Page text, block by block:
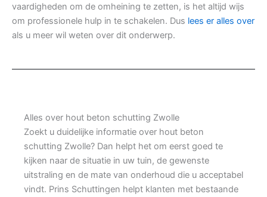
vaardigheden om de omheining te zetten, is het altijd wijs
om professionele hulp in te schakelen. Dus lees er alles over
als u meer wil weten over dit onderwerp.
Alles over hout beton schutting Zwolle
Zoekt u duidelijke informatie over hout beton
schutting Zwolle? Dan helpt het om eerst goed te
kijken naar de situatie in uw tuin, de gewenste
uitstraling en de mate van onderhoud die u acceptabel
vindt. Prins Schuttingen helpt klanten met bestaande